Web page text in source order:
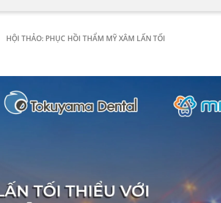
HỘI THẢO: PHỤC HỒI THẨM MỸ XÂM LẤN TỐI